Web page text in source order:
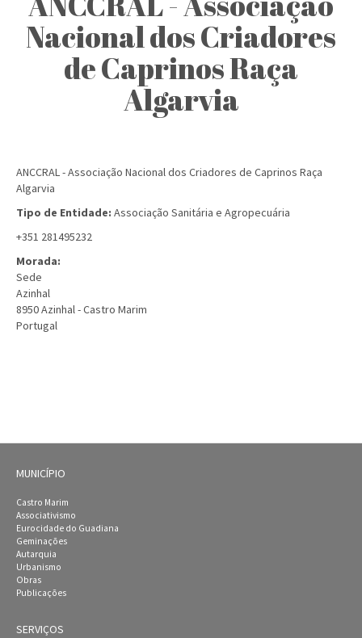
Nacional dos Criadores
de Caprinos Raça
Algarvia
ANCCRAL - Associação Nacional dos Criadores de Caprinos Raça
Algarvia
Tipo de Entidade: Associação Sanitária e Agropecuária
+351 281495232
Morada:
Sede
Azinhal
8950Azinhal - Castro Marim
Portugal
MUNICÍPIO
Castro Marim
Associativismo
Eurocidade do Guadiana
Geminações
Autarquia
Urbanismo
Obras
Publicações
SERVIÇOS